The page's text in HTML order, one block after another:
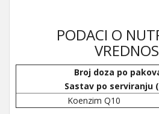
PODACI O
Broj doza po
Sastav po serviranju
Koenzim Q10